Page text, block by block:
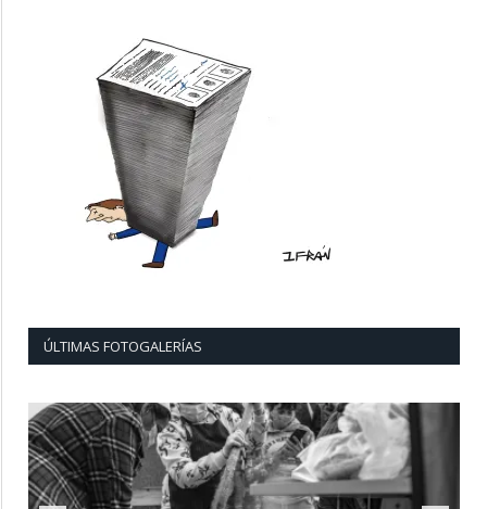
ÚLTIMAS FOTOGALERÍAS